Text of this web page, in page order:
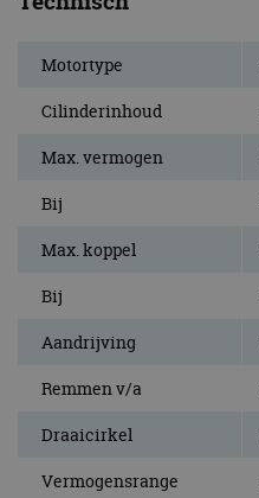
Motortype
Cilinderinhoud
Max. vermogen
Bij
Max. koppel
Bij
Aandrijving
Remmen v/a
Draaicirkel
Vermogensrange